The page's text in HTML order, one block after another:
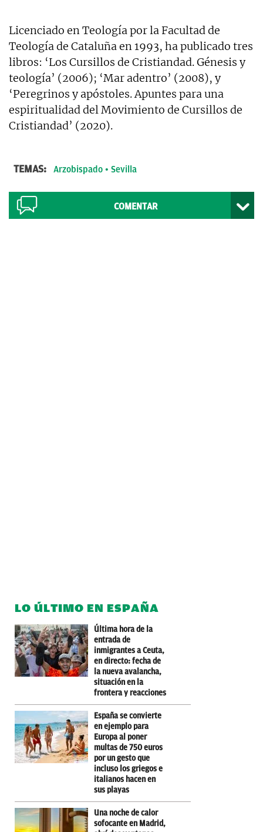
Licenciado en Teología por la Facultad de
Teología de Cataluña en 1993, ha publicado tres
libros: ‘Los Cursillos de Cristiandad. Génesis y
teología’ (2006); ‘Mar adentro’ (2008), y
‘Peregrinos y apóstoles. Apuntes para una
espiritualidad del Movimiento de Cursillos de
Cristiandad’ (2020).
TEMAS: Arzobispado Sevilla
COMENTAR
LO ÚLTIMO EN ESPAÑA
Última hora de la
entrada de
inmigrantes a Ceuta,
en directo: fecha de
la nueva avalancha,
situación en la
frontera y reacciones
España se convierte
en ejemplo para
Europa al poner
multas de 750 euros
por un gesto que
incluso los griegos e
italianos hacen en
sus playas
Una noche de calor
sofocante en Madrid,